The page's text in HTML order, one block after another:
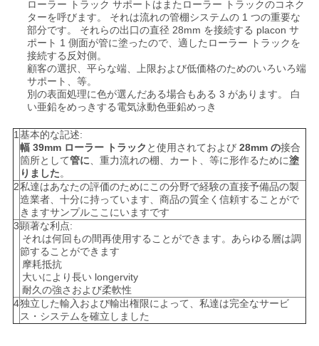
め
て
く
だ
い
地
図
ラ
ローラー トラック サポートはまたローラー トラックのコネク
ターを呼びます。 それは流れの管棚システムの 1 つの重要な
部分です。 それらの出口の直径 28mm を接続する placon サ
ポート 1 側面が管に塗ったので、適したローラー トラックを
接続する反対側。
顧客の選択、平らな端、上限および低価格のためのいろいろ端
サポート、等。
別の表面処理に色が選んだある場合もある 3 があります。 白
い亜鉛をめっきする電気泳動色亜鉛めっき
1基本的な記述:
幅 39mm ローラー トラック と使用されておよび 28mm の接合
箇所として管に、重力流れの棚、カート、等に形作るために塗
りました。
2私達はあなたの評価のためにこの分野で経験の直接予備品の製
造業者、十分に持っています、商品の質全く信頼することがで
きますサンプルここにいますです
3顕著な利点:
それは何回もの間再使用することができます。あらゆる層は調
節することができます
摩耗抵抗
大いにより長い longervity
耐久の強さおよび柔軟性
4独立した輸入および輸出権限によって、私達は完全なサービ
ス・システムを確立しました